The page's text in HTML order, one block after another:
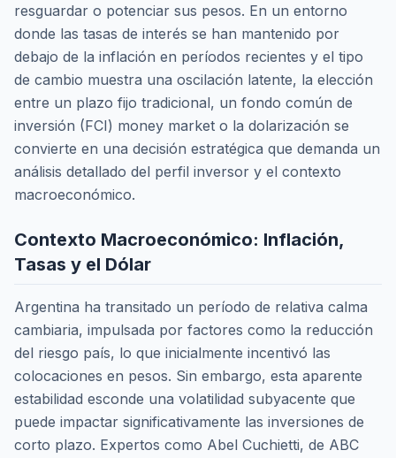
resguardar o potenciar sus pesos. En un entorno
donde las tasas de interés se han mantenido por
debajo de la inflación en períodos recientes y el tipo
de cambio muestra una oscilación latente, la elección
entre un plazo fijo tradicional, un fondo común de
inversión (FCI) money market o la dolarización se
convierte en una decisión estratégica que demanda un
análisis detallado del perfil inversor y el contexto
macroeconómico.
Contexto Macroeconómico: Inflación,
Tasas y el Dólar
Argentina ha transitado un período de relativa calma
cambiaria, impulsada por factores como la reducción
del riesgo país, lo que inicialmente incentivó las
colocaciones en pesos. Sin embargo, esta aparente
estabilidad esconde una volatilidad subyacente que
puede impactar significativamente las inversiones de
corto plazo. Expertos como Abel Cuchietti, de ABC